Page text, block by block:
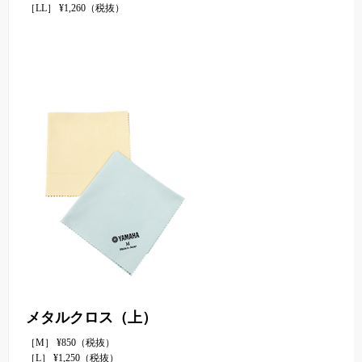
［LL］ ¥1,260（税抜）
メタルクロス（上）
［M］ ¥850（税抜）
［L］ ¥1,250（税抜）